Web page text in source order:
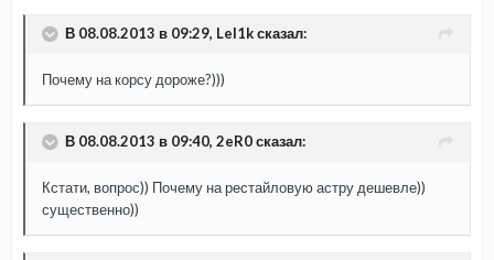
В 08.08.2013 в 09:29, Lel1k сказал:
Почему на корсу дороже?)))
В 08.08.2013 в 09:40, 2eR0 сказал:
Кстати, вопрос)) Почему на рестайловую астру дешевле))
существенно))